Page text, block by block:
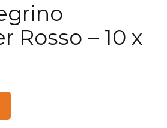
Rosso – 10 x